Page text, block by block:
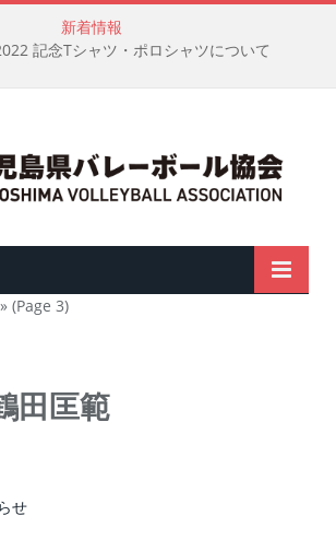
新着情報
記念Tシャツ・ポロシャツについて
» (Page 3)
田匡範
せ